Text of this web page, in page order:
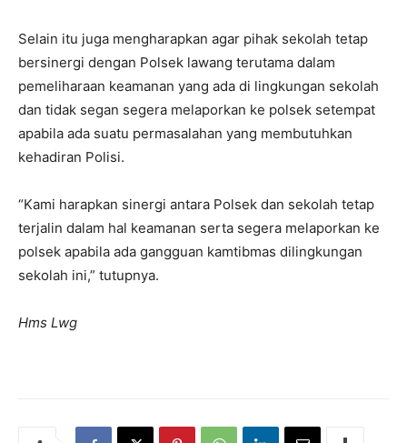
Selain itu juga mengharapkan agar pihak sekolah tetap
bersinergi dengan Polsek lawang terutama dalam
pemeliharaan keamanan yang ada di lingkungan sekolah
dan tidak segan segera melaporkan ke polsek setempat
apabila ada suatu permasalahan yang membutuhkan
kehadiran Polisi.
“Kami harapkan sinergi antara Polsek dan sekolah tetap
terjalin dalam hal keamanan serta segera melaporkan ke
polsek apabila ada gangguan kamtibmas dilingkungan
sekolah ini,” tutupnya.
Hms Lwg